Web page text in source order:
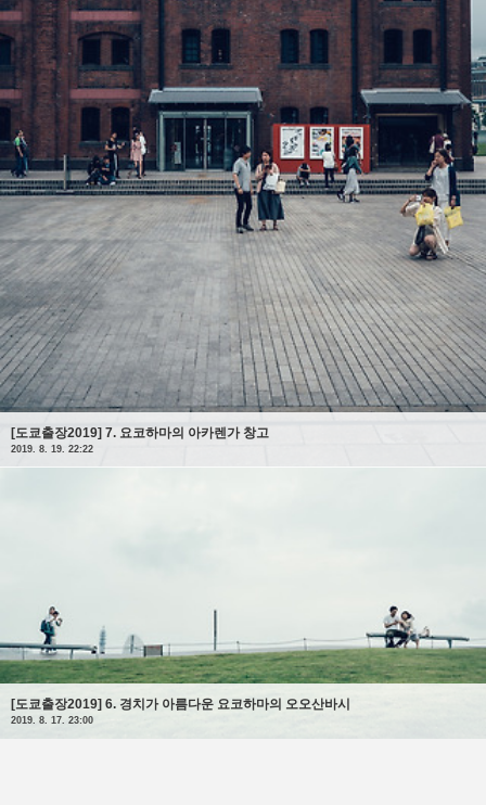
[도쿄출장2019] 7. 요코하마의 아카렌가 창고
2019. 8. 19. 22:22
[도쿄출장2019] 6. 경치가 아름다운 요코하마의 오오산바시
2019. 8. 17. 23:00